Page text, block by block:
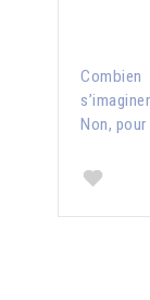
Non, pour